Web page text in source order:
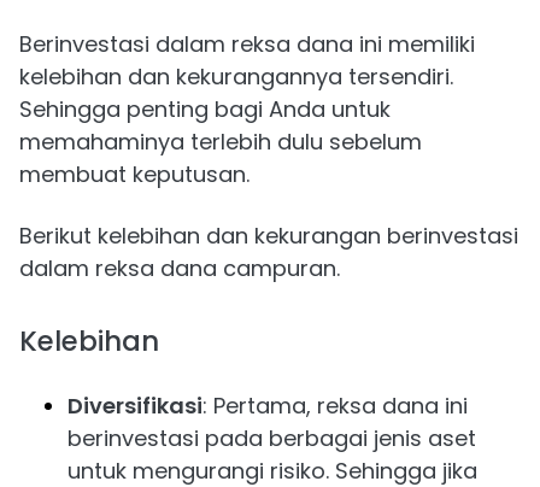
Berinvestasi dalam reksa dana ini memiliki
kelebihan dan kekurangannya tersendiri.
Sehingga penting bagi Anda untuk
memahaminya terlebih dulu sebelum
membuat keputusan.
Berikut kelebihan dan kekurangan berinvestasi
dalam reksa dana campuran.
Kelebihan
Diversifikasi: Pertama, reksa dana ini
berinvestasi pada berbagai jenis aset
untuk mengurangi risiko. Sehingga jika